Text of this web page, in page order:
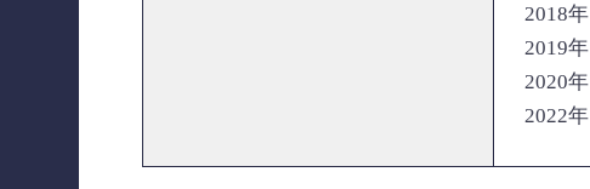
2018年
2019年
2020年
2022年